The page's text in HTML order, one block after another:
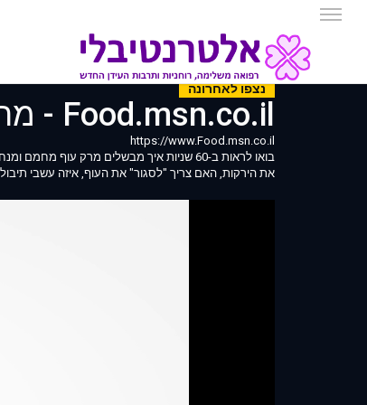
נצפו לאחרונה
Food.msn.co.il - מרק עוף ב60 שניות
https://www.Food.msn.co.il
בואו לראות ב-60 שניות איך מבשלים מרק
את הירקות, האם צריך "לסגור" את העוף, איזה עשבי